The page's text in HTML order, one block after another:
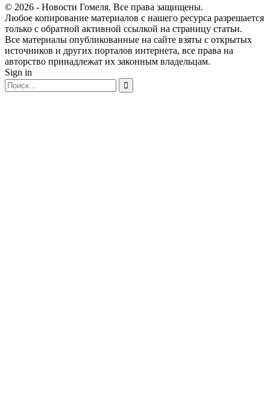
© 2026 - Новости Гомеля. Все права защищены.
Любое копирование материалов с нашего ресурса разрешается
только с обратной активной ссылкой на страницу статьи.
Все материалы опубликованные на сайте взяты с открытых
источников и других порталов интернета, все права на
авторство принадлежат их законным владельцам.
Sign in